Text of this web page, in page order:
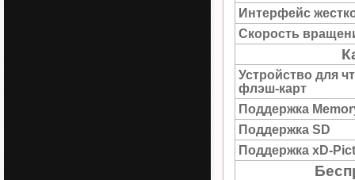
Интерфейс
Скорость
Устройство для
флэш-карт
Поддержка
Поддержка SD
Поддержка xD-